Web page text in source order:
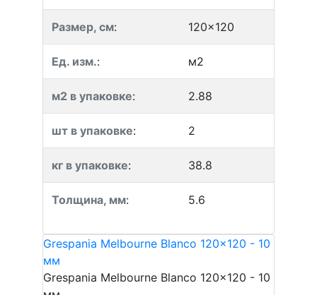
Размер, см: 120x120
Ед. изм.: м2
м2 в упаковке: 2.88
шт в упаковке: 2
кг в упаковке: 38.8
Толщина, мм: 5.6
Grespania Melbourne Blanco 120x120 - 10
мм
Grespania Melbourne Blanco 120x120 - 10